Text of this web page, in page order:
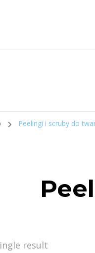
Peelingi i scruby do
result